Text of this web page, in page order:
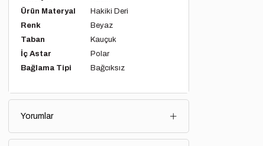
Ürün Materyal
Hakiki Deri
Renk
Beyaz
Taban
Kauçuk
İç Astar
Polar
Bağlama Tipi
Bağcıksız
Yorumlar